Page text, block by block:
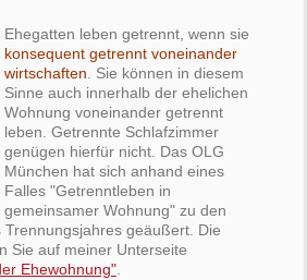
Ehegatten leben getrennt, wenn sie
konsequent getrennt voneinander
wirtschaften . Sie können in diesem
Sinne auch innerhalb der ehelichen
Wohnung voneinander getrennt
leben. Getrennte Schlafzimmer
genügen hierfür nicht. Das OLG
München hat sich anhand eines
Falles "Getrenntleben in
gemeinsamer Wohnung" zu den
geäußert. Die
Sie auf meiner Unterseite
Ehewohnung"